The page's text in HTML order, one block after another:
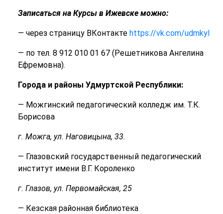
Записаться на Курсы в Ижевске можно:
— через страницу ВКонтакте https://vk.com/udmkyl
— по тел. 8 912 010 01 67 (Решетникова Ангелина
Ефремовна).
Города и районы Удмуртской Республики:
— Можгинский педагогический колледж им. Т.К.
Борисова
г. Можга, ул. Наговицына, 33.
— Глазовский государственный педагогический
институт имени В.Г. Короленко
г. Глазов, ул. Первомайская, 25
— Кезская районная библиотека